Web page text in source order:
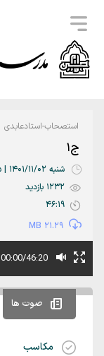
صوت ها
مکاسب
استصحاب-استادعابدی
ج1
شنبه 1401/11/02 | 02:05
1232 بازدید
46:19
21.29 MB
00:00/46:20